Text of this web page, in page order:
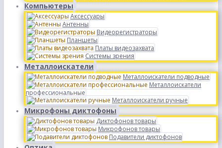
Компьютеры
Аксессуары
Антенны
Видеорегистраторы
Планшеты
Платы видеозахвата
Системы зрения
Металлоискатели
Металлоискатели подводные
Металлоискатели
профессиональные
Металлоискатели ручные
Микрофоны диктофоны
Диктофонов товары
Микрофонов товары
Подавители диктофонов